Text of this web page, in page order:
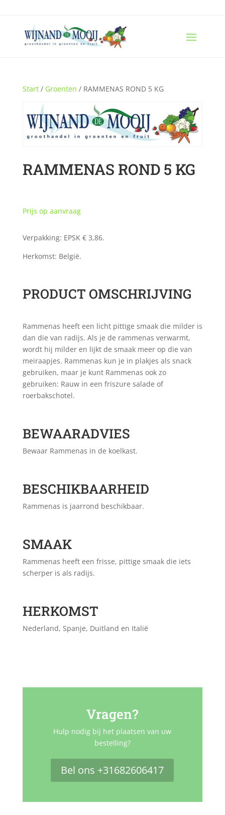
Start/ Groenten / RAMMENAS ROND 5 KG
RAMMENAS ROND 5 KG
Prijs op aanvraag
Verpakking: EPSK € 3,86.
Herkomst: België.
PRODUCT OMSCHRIJVING
Rammenas heeft een licht pittige smaak die milder is
dan die van radijs. Als je de rammenas verwarmt,
wordt hij milder en lijkt de smaak meer op die van
meiraapjes. Rammenas kun je in plakjes als snack
gebruiken, maar je kunt Rammenas ook zo
gebruiken: Rauw in een friszure salade of
roerbakschotel.
BEWAARADVIES
Bewaar Rammenas in de koelkast.
BESCHIKBAARHEID
Rammenas is jaarrond beschikbaar.
SMAAK
Rammenas heeft een frisse, pittige smaak die iets
scherper is als radijs.
HERKOMST
Nederland, Spanje, Duitland en Italië
Vragen?
Hulp nodig bij het plaatsen van uw
bestelling?
Bel ons +31682606417